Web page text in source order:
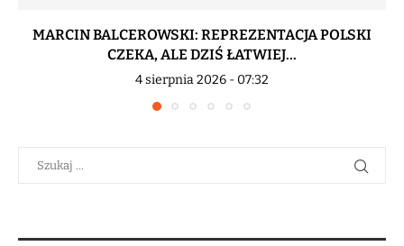
MARCIN BALCEROWSKI: REPREZENTACJA POLSKI
CZEKA, ALE DZIŚ ŁATWIEJ...
4 sierpnia 2026 - 07:32